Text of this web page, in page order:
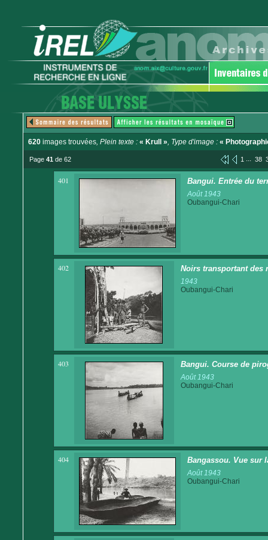
620 images trouvées, Plein texte : « Krull », Type d'image : «
Page 41 de 62 1 ... 38
401 Bangui. Entrée du
Août 1943
Oubangui-Chari
402 Noirs transportant des
1943
Oubangui-Chari
403 Bangui. Course de
Août 1943
Oubangui-Chari
404 Bangassou. Vue sur
Août 1943
Oubangui-Chari